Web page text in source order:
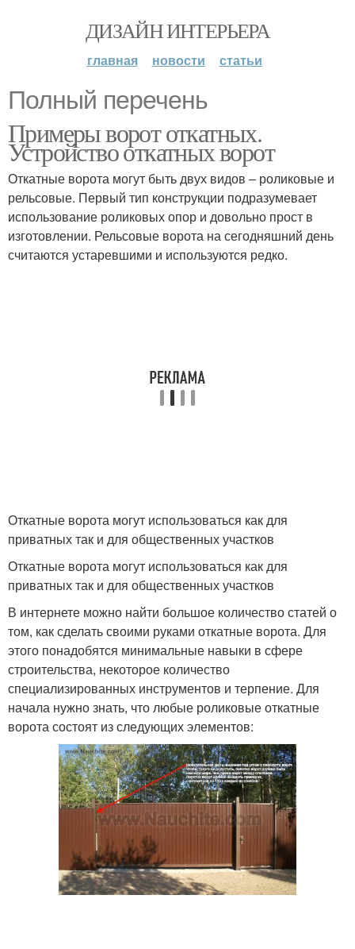
ДИЗАЙН ИНТЕРЬЕРА
главная новости статьи
Полный перечень
Примеры ворот откатных.
Устройство откатных ворот
Откатные ворота могут быть двух видов – роликовые и
рельсовые. Первый тип конструкции подразумевает
использование роликовых опор и довольно прост в
изготовлении. Рельсовые ворота на сегодняшний день
считаются устаревшими и используются редко.
Откатные ворота могут использоваться как для
приватных так и для общественных участков
Откатные ворота могут использоваться как для
приватных так и для общественных участков
В интернете можно найти большое количество статей о
том, как сделать своими руками откатные ворота. Для
этого понадобятся минимальные навыки в сфере
строительства, некоторое количество
специализированных инструментов и терпение. Для
начала нужно знать, что любые роликовые откатные
ворота состоят из следующих элементов: